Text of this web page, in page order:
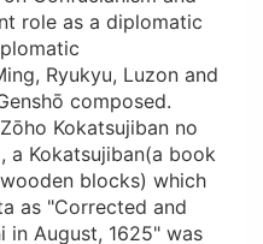
role as a diplomatic
Ryukyu, Luzon and
composed.
no
a Kokatsujiban(a book
blocks) which
as "Corrected and
in August, 1625" was